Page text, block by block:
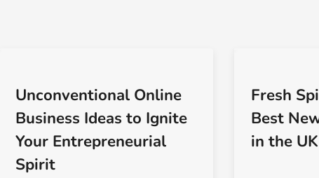
Unconventional Online
Business Ideas to Ignite
Your Entrepreneurial
Spirit
Fresh
Best
in the